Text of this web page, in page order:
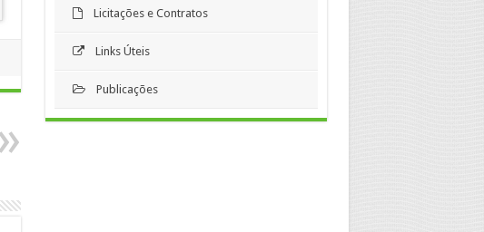
Licitações e Contratos
Links Úteis
Publicações